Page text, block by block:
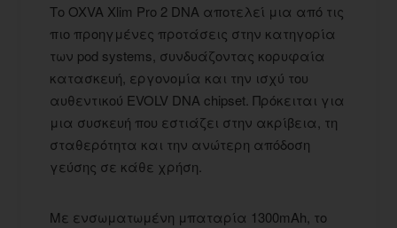
Το OXVA Xlim Pro 2 DNA αποτελεί μια από τις
πιο προηγμένες προτάσεις στην κατηγορία
των pod systems, συνδυάζοντας κορυφαία
κατασκευή, εργονομία και την ισχύ του
αυθεντικού EVOLV DNA chipset. Πρόκειται για
μια συσκευή που εστιάζει στην ακρίβεια, τη
σταθερότητα και την ανώτερη απόδοση
γεύσης σε κάθε χρήση.
Με ενσωματωμένη μπαταρία 1300mAh, το